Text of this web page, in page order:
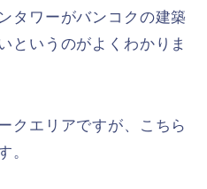
タワーがバンコクの建築
というのがよくわかりま
クエリアですが、こちら
。